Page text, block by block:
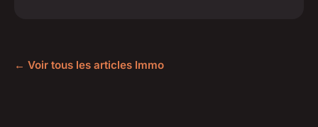
← Voir tous les articles Immo